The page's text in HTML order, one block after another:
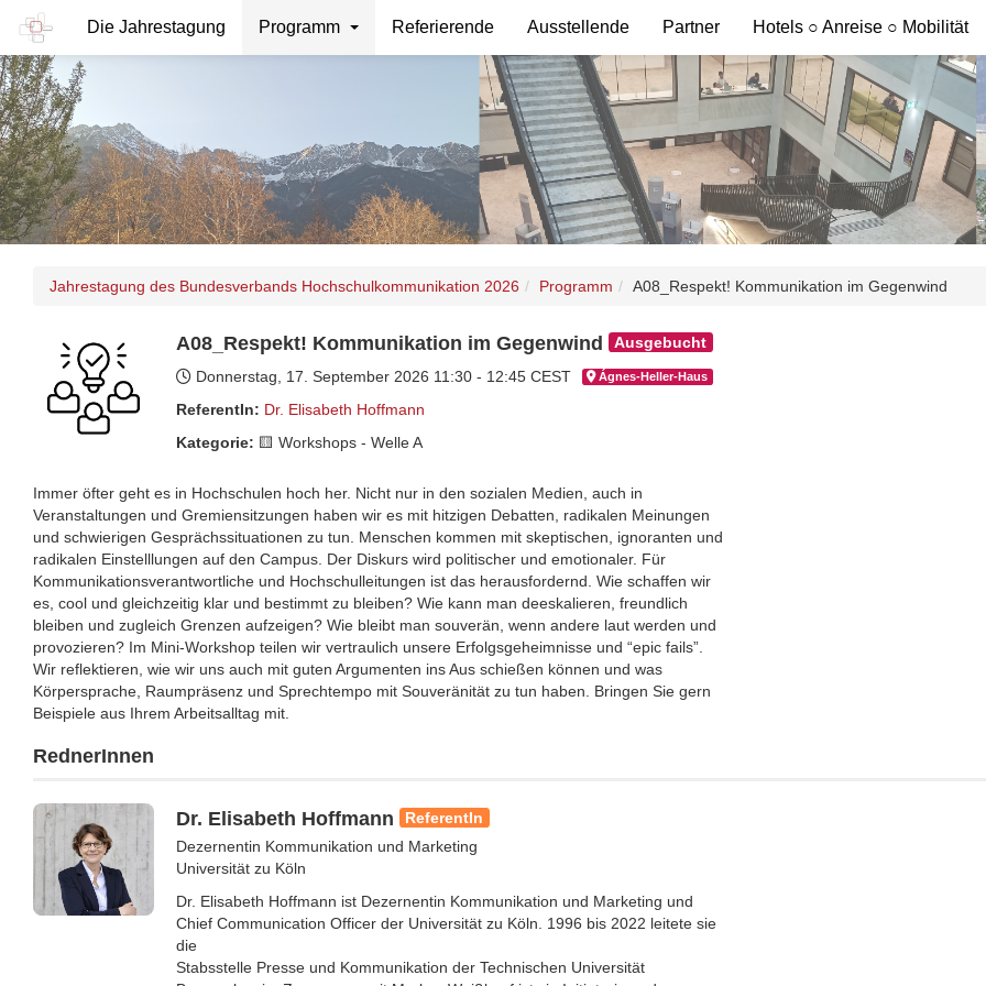
Die Jahrestagung Programm Referierende Ausstellende Partner Hotels ○ Anreise ○ Mobilität
Jahrestagung des Bundesverbands Hochschulkommunikation 2026 Programm A08_Respekt! Kommunikation im Gegenwind
A08_Respekt! Kommunikation im Gegenwind Ausgebucht
Donnerstag, 17. September 2026 11:30 - 12:45 CEST Ágnes-Hel­ler-Haus
ReferentIn: Dr. Elisabeth Hoffmann
Kategorie: 🟨​ Workshops - Welle A
Immer öfter geht es in Hochschulen hoch her. Nicht nur in den sozialen Medien, auch in
Veranstaltungen und Gremiensitzungen haben wir es mit hitzigen Debatten, radikalen Meinungen
und schwierigen Gesprächssituationen zu tun. Menschen kommen mit skeptischen, ignoranten und
radikalen Einstelllungen auf den Campus. Der Diskurs wird politischer und emotionaler. Für
Kommunikationsverantwortliche und Hochschulleitungen ist das herausfordernd. Wie schaffen wir
es, cool und gleichzeitig klar und bestimmt zu bleiben? Wie kann man deeskalieren, freundlich
bleiben und zugleich Grenzen aufzeigen? Wie bleibt man souverän, wenn andere laut werden und
provozieren? Im Mini-Workshop teilen wir vertraulich unsere Erfolgsgeheimnisse und “epic fails”.
Wir reflektieren, wie wir uns auch mit guten Argumenten ins Aus schießen können und was
Körpersprache, Raumpräsenz und Sprechtempo mit Souveränität zu tun haben. Bringen Sie gern
Beispiele aus Ihrem Arbeitsalltag mit.
RednerInnen
Dr. Elisabeth Hoffmann ReferentIn
Dezernentin Kommunikation und Marketing
Universität zu Köln
Dr. Elisabeth Hoffmann ist Dezernentin Kommunikation und Marketing und
Chief Communication Officer der Universität zu Köln. 1996 bis 2022 leitete sie
die
Stabsstelle Presse und Kommunikation der Technischen Universität